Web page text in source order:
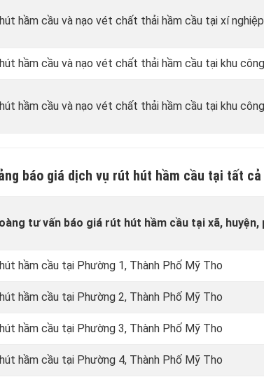
hầm cầu và nạo vét chất thải hầm cầu tại xí
hầm cầu và nạo vét chất thải hầm cầu tại khu
hầm cầu và nạo vét chất thải hầm cầu tại khu
báo giá dịch vụ rút hút hầm cầu tại tất
tư vấn báo giá rút hút hầm cầu tại xã, huyện,
hầm cầu tại Phường 1, Thành Phố Mỹ Tho
hầm cầu tại Phường 2, Thành Phố Mỹ Tho
hầm cầu tại Phường 3, Thành Phố Mỹ Tho
hầm cầu tại Phường 4, Thành Phố Mỹ Tho